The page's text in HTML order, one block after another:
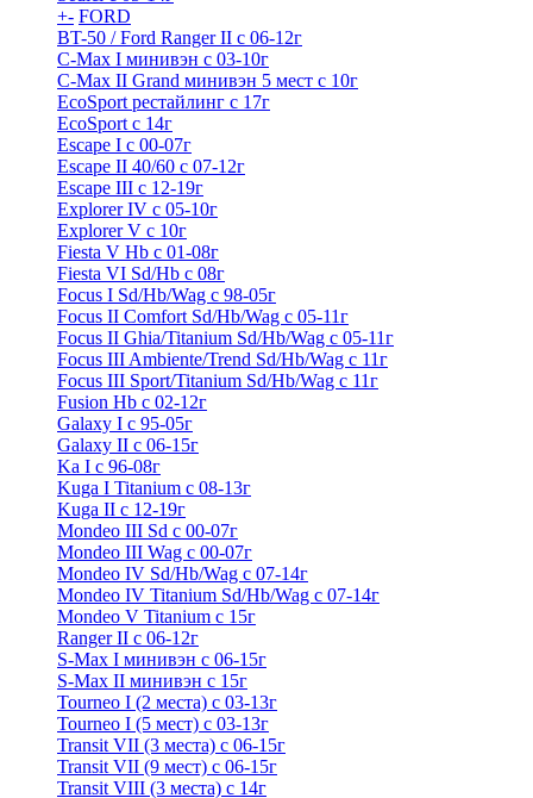
+- FORD
BT-50 / Ford Ranger II с 06-12г
C-Max I минивэн с 03-10г
C-Max II Grand минивэн 5 мест с 10г
EcoSport рестайлинг с 17г
EcoSport с 14г
Escape I с 00-07г
Escape II 40/60 с 07-12г
Escape III с 12-19г
Explorer IV c 05-10г
Explorer V c 10г
Fiesta V Hb с 01-08г
Fiesta VI Sd/Hb с 08г
Focus I Sd/Hb/Wag с 98-05г
Focus II Comfort Sd/Hb/Wag с 05-11г
Focus II Ghia/Titanium Sd/Hb/Wag с 05-11г
Focus III Ambiente/Trend Sd/Hb/Wag с 11г
Focus III Sport/Titanium Sd/Hb/Wag с 11г
Fusion Hb с 02-12г
Galaxy I с 95-05г
Galaxy II c 06-15г
Ka I с 96-08г
Kuga I Titanium с 08-13г
Kuga II c 12-19г
Mondeo III Sd с 00-07г
Mondeo III Wag с 00-07г
Mondeo IV Sd/Hb/Wag с 07-14г
Mondeo IV Titanium Sd/Hb/Wag с 07-14г
Mondeo V Titanium с 15г
Ranger II с 06-12г
S-Max I минивэн с 06-15г
S-Max II минивэн с 15г
Tourneo I (2 места) с 03-13г
Tourneo I (5 мест) с 03-13г
Transit VII (3 места) с 06-15г
Transit VII (9 мест) с 06-15г
Transit VIII (3 места) с 14г